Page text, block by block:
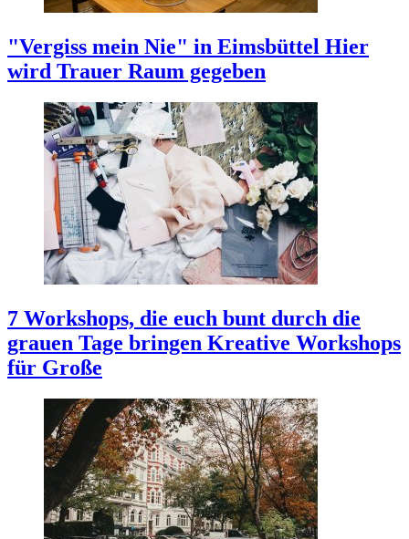
"Vergiss mein Nie" in Eimsbüttel Hier
wird Trauer Raum gegeben
7 Workshops, die euch bunt durch die
grauen Tage bringen Kreative Workshops
für Große